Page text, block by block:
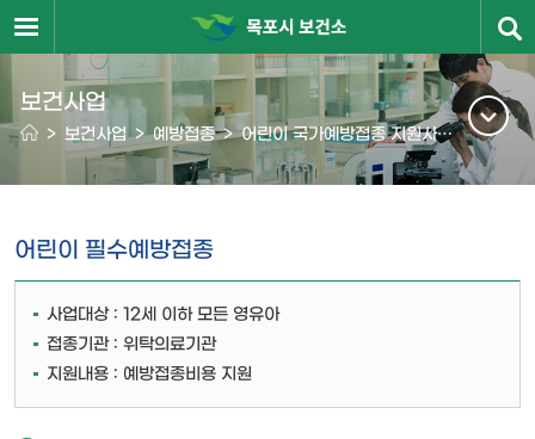
보건사업
> 보건사업 > 예방접종 > 어린이 국가예방접종 지원사업
어린이 필수예방접종
사업대상 : 12세 이하 모든 영유아
접종기관 : 위탁의료기관
지원내용 : 예방접종비용 지원